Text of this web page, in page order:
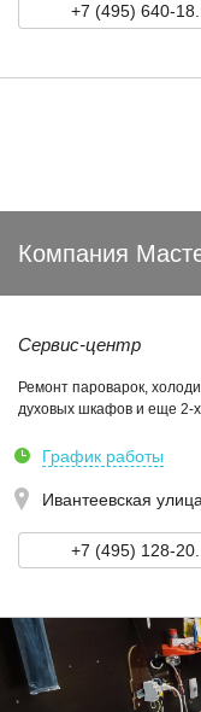
+7 (495) 640-18...
Компания
Сервис-центр
Ремонт пароварок,
духовых шкафов и еще 2-х
График работы
Ивантеевская
+7 (495) 128-20...